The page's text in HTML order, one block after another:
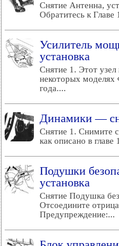
Снятие Антенна,
Обратитесь к
Усилитель
установка
Снятие 1. Этот
некоторых моделях
года....
Динамики —
Снятие 1. Снимите
как описано в
Подушки
установка
Снятие Подушка
Отсоедините
Предупреждение:...